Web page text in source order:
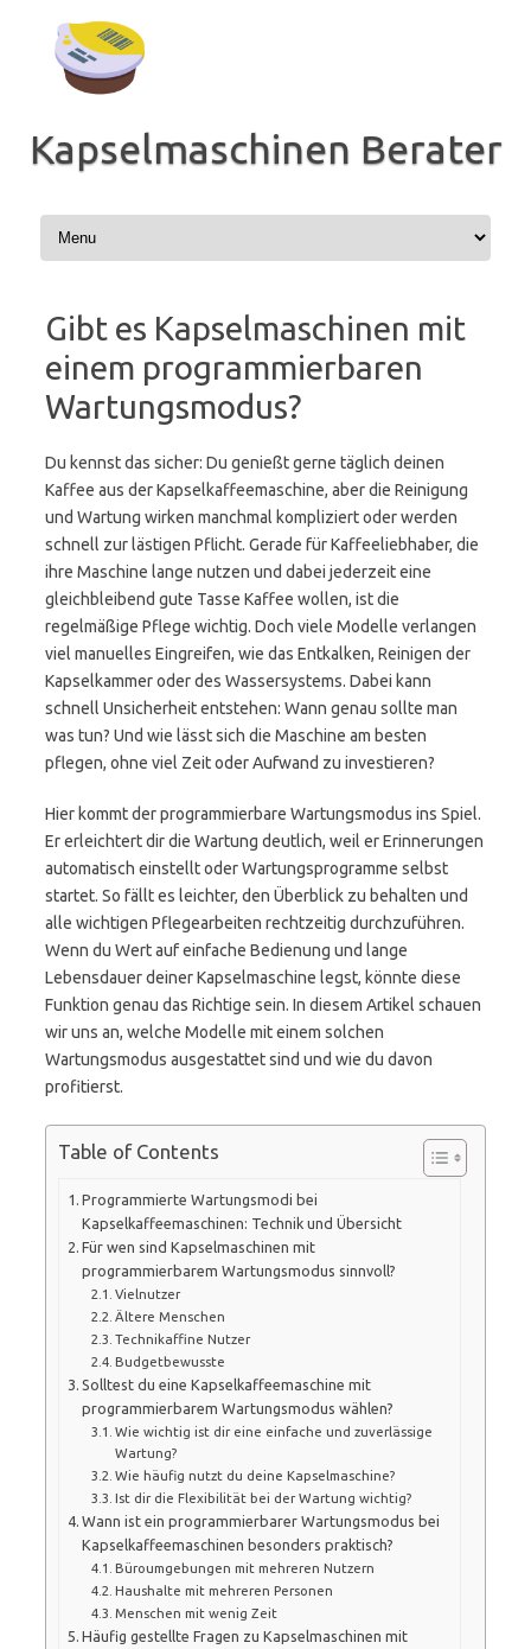
Inhalt
springen
Kapselmaschinen Berater
Gibt es Kapselmaschinen mit
einem programmierbaren
Wartungsmodus?
Du kennst das sicher: Du genießt gerne täglich deinen
Kaffee aus der Kapselkaffeemaschine, aber die Reinigung
und Wartung wirken manchmal kompliziert oder werden
schnell zur lästigen Pflicht. Gerade für Kaffeeliebhaber, die
ihre Maschine lange nutzen und dabei jederzeit eine
gleichbleibend gute Tasse Kaffee wollen, ist die
regelmäßige Pflege wichtig. Doch viele Modelle verlangen
viel manuelles Eingreifen, wie das Entkalken, Reinigen der
Kapselkammer oder des Wassersystems. Dabei kann
schnell Unsicherheit entstehen: Wann genau sollte man
was tun? Und wie lässt sich die Maschine am besten
pflegen, ohne viel Zeit oder Aufwand zu investieren?
Hier kommt der programmierbare Wartungsmodus ins Spiel.
Er erleichtert dir die Wartung deutlich, weil er Erinnerungen
automatisch einstellt oder Wartungsprogramme selbst
startet. So fällt es leichter, den Überblick zu behalten und
alle wichtigen Pflegearbeiten rechtzeitig durchzuführen.
Wenn du Wert auf einfache Bedienung und lange
Lebensdauer deiner Kapselmaschine legst, könnte diese
Funktion genau das Richtige sein. In diesem Artikel schauen
wir uns an, welche Modelle mit einem solchen
Wartungsmodus ausgestattet sind und wie du davon
profitierst.
Table of Contents
Programmierte Wartungsmodi bei
Kapselkaffeemaschinen: Technik und Übersicht
Für wen sind Kapselmaschinen mit
programmierbarem Wartungsmodus sinnvoll?
Vielnutzer
Ältere Menschen
Technikaffine Nutzer
Budgetbewusste
Solltest du eine Kapselkaffeemaschine mit
programmierbarem Wartungsmodus wählen?
Wie wichtig ist dir eine einfache und zuverlässige
Wartung?
Wie häufig nutzt du deine Kapselmaschine?
Ist dir die Flexibilität bei der Wartung wichtig?
Wann ist ein programmierbarer Wartungsmodus bei
Kapselkaffeemaschinen besonders praktisch?
Büroumgebungen mit mehreren Nutzern
Haushalte mit mehreren Personen
Menschen mit wenig Zeit
Häufig gestellte Fragen zu Kapselmaschinen mit